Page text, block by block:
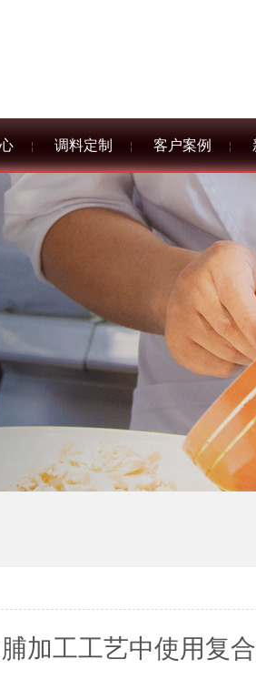
调料定制 客户案例
加工工艺中使用复